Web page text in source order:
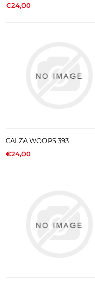
€24,00
CALZA WOOPS 393
€24,00